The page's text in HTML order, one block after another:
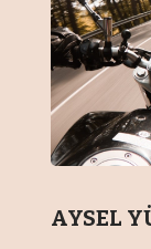
AYSEL